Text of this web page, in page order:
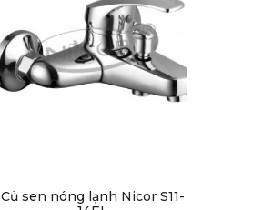
Củ sen nóng lạnh Nicor S11-